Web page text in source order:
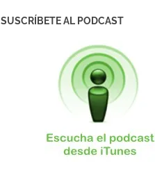
SUSCRÍBETE AL PODCAST